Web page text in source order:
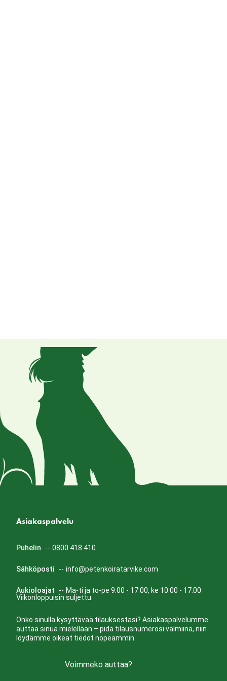
Asiakaspalvelu
Puhelin -- 0800 418 410
Sähköposti -- info@petenkoiratarvike.com
Aukioloajat -- Ma-ti ja to-pe 9.00 - 17.00, ke 10.00 - 17.00.
Viikonloppuisin suljettu.
Onko sinulla kysyttävää tilauksestasi? Asiakaspalvelumme
auttaa sinua mielellään – pidä tilausnumerosi valmiina, niin
löydämme oikeat tiedot nopeammin.
Voimmeko auttaa?